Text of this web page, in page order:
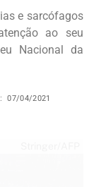
e sarcófagos
ao seu
Nacional da
07/04/2021